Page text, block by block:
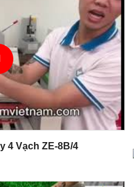
4 Vạch ZE-8B/4